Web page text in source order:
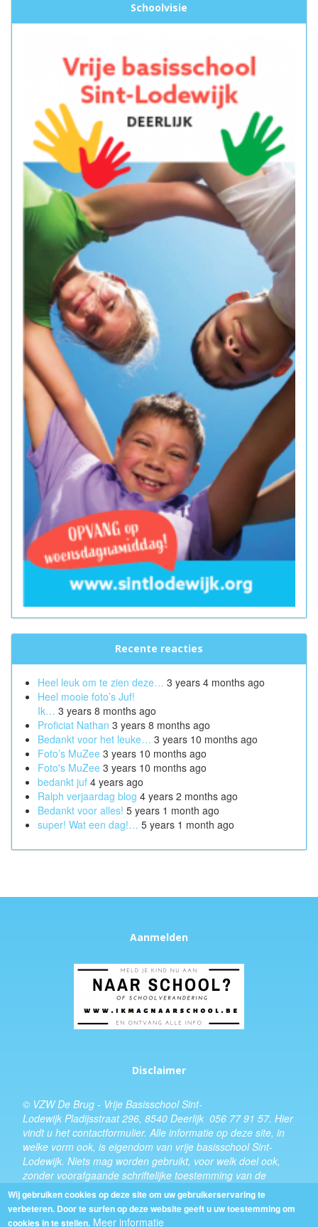
Schoolvisie
Recente reacties
Heel leuk om te zien deze… 3 years 4 months ago
Heel mooie foto’s Juf!
Ik… 3 years 8 months ago
Proficiat Nathan 3 years 8 months ago
Bedankt voor het leuke… 3 years 10 months ago
Foto’s MuZee 3 years 10 months ago
Foto's MuZee 3 years 10 months ago
bedankt juf 4 years ago
Ralph verjaardag blog 4 years 2 months ago
Bedankt voor alles! 5 years 1 month ago
super! Wat een dag!… 5 years 1 month ago
Aanmelden
Disclaimer
© VZW De Brug - Vrije Basisschool Sint-
Lodewijk Pladijsstraat 296, 8540 Deerlijk 056 77 91 57. Hier
vindt u hetcontactformulier. Alle informatie op deze site, in
welke vorm ook, is eigendom van vrije basisschool Sint-
Lodewijk. Niets mag worden gebruikt, voor welk doel ook,
zonder voorafgaande schriftelijke toestemming van de
schooldirecteur.
Design:Kevin Van Eenoo
Wij gebruiken cookies op deze site om uw gebruikerservaring te
verbeteren. Door te surfen op deze website geeft u uw toestemming om
cookies in te stellen. Meer informatie